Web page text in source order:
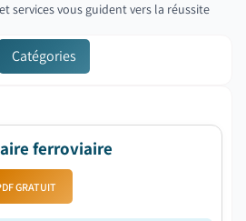
services vous guident vers la réussite
Catégories
ferroviaire
GRATUIT